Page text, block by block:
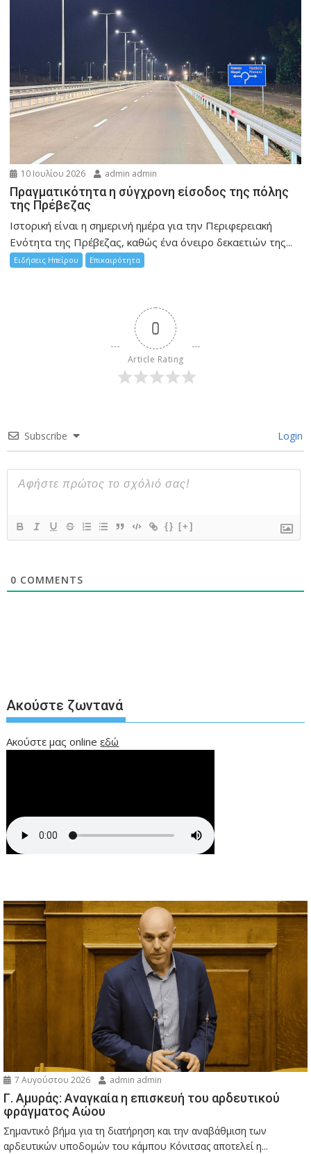
10 Ιουλίου 2026 admin admin
Πραγματικότητα η σύγχρονη είσοδος της πόλης
της Πρέβεζας
Ιστορική είναι η σημερινή ημέρα για την Περιφερειακή
Ενότητα της Πρέβεζας, καθώς ένα όνειρο δεκαετιών της...
Ειδήσεις Ηπείρου Επικαιρότητα
0
Article Rating
Subscribe Login
{} [+]
0 COMMENTS
Ακούστε ζωντανά
Ακούστε μας onlineεδώ
7 Αυγούστου 2026 admin admin
Γ. Αμυράς: Αναγκαία η επισκευή του αρδευτικού
φράγματος Αώου
Σημαντικό βήμα για τη διατήρηση και την αναβάθμιση των
αρδευτικών υποδομών του κάμπου Κόνιτσας αποτελεί η...